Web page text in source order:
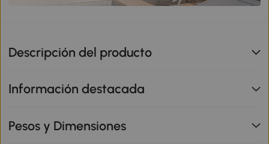
Descripción del producto
Información destacada
Pesos y Dimensiones